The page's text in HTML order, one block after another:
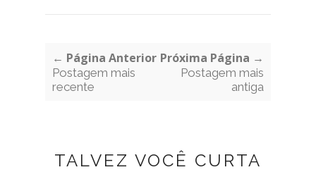
← Página Anterior
Postagem mais
recente
Próxima Página →
Postagem mais
antiga
TALVEZ VOCÊ CURTA